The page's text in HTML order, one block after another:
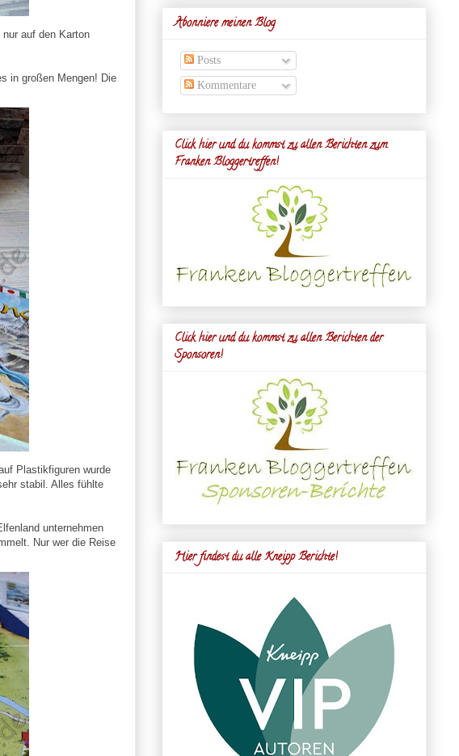
auf den Karton
in großen Mengen! Die
Plastikfiguren wurde
stabil. Alles fühlte
unternehmen
Nur wer die Reise
Abonniere meinen Blog
Posts
Kommentare
Click hier und du kommst zu allen Berichten zum
Franken Bloggertreffen!
Click hier und du kommst zu allen Berichten der
Sponsoren!
Hier findest du alle Kneipp Berichte!